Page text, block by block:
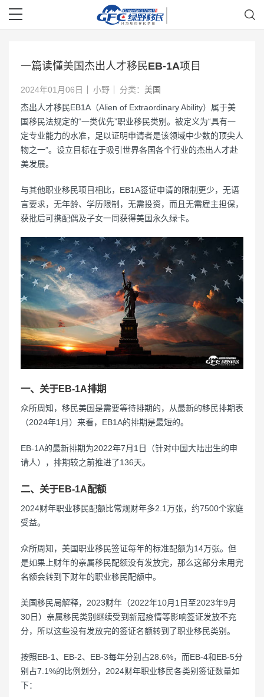
一篇读懂美国杰出人才移民EB-1A项目
2024年01月06日 小野 分类： 美国
杰出人才移民EB1A（Alien of Extraordinary Ability）属于美
国移民法规定的“一类优先”职业移民类别。被定义为“具有一
定专业能力的水准，足以证明申请者是该领域中少数的顶尖人
物之一”。设立目标在于吸引世界各国各个行业的杰出人才赴
美发展。
与其他职业移民项目相比，EB1A签证申请的限制更少，无语
言要求，无年龄、学历限制，无需投资，而且无需雇主担保，
获批后可携配偶及子女一同获得美国永久绿卡。
一、关于EB-1A排期
众所周知，移民美国是需要等待排期的，从最新的移民排期表
（2024年1月）来看，EB1A的排期是最短的。
EB-1A的最新排期为2022年7月1日（针对中国大陆出生的申
请人），排期较之前推进了136天。
二、关于EB-1A配额
2024财年职业移民配额比常规财年多2.1万张，约7500个家庭
受益。
众所周知，美国职业移民签证每年的标准配额为14万张。但
是如果上财年的亲属移民配额没有发放完，那么这部分未用完
名额会转到下财年的职业移民配额中。
美国移民局解释，2023财年（2022年10月1日至2023年9月
30日）亲属移民类别继续受到新冠疫情等影响签证发放不充
分，所以这些没有发放完的签证名额转到了职业移民类别。
按照EB-1、EB-2、EB-3每年分别占28.6%，而EB-4和EB-5分
别占7.1%的比例划分，2024财年职业移民各类别签证数量如
下：